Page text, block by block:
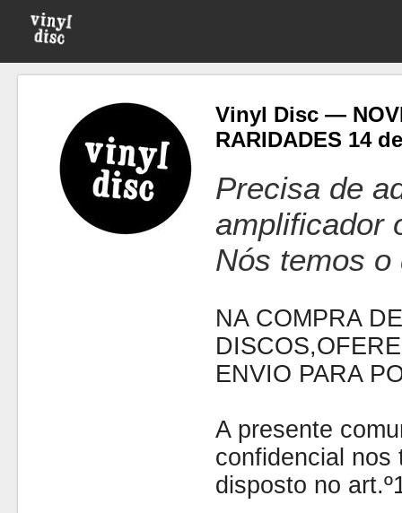
Vinyl Disc —
RARIDADES 14
Precisa de
amplificador
Nós temos o
NA COMPRA
ENVIO PARA
A presente
confidencial nos
disposto no